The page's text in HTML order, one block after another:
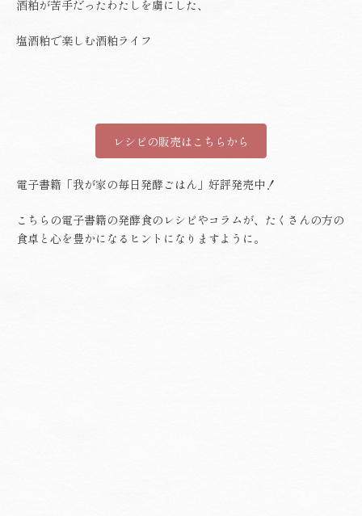
酒粕が苦手だったわたしを虜にした、
塩酒粕で楽しむ酒粕ライフ
レシピの販売はこちらから
電子書籍「我が家の毎日発酵ごはん」好評発売中！
こちらの電子書籍の発酵食のレシピやコラムが、たくさんの方の
食卓と心を豊かになるヒントになりますように。